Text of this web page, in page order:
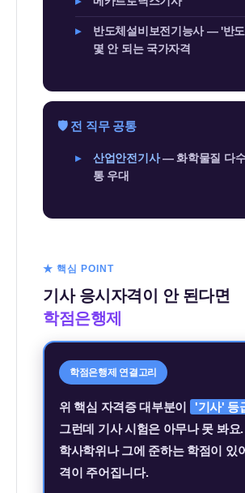
반도체설비보전기능사 — '반
몇 안 되는 국가자격
🛡️ 전 직무 공통
산업안전기사— 화학물질 다
통 우대
★ 핵심 POINT
기사 응시자격이 안 된다면
학점은행제
학점은행제 연결고리
위 핵심 자격증 대부분이 '기사' 등
그런데 기사 시험은 아무나 못 봐요
학사학위나 그에 준하는 학점이 있
격이 주어집니다.